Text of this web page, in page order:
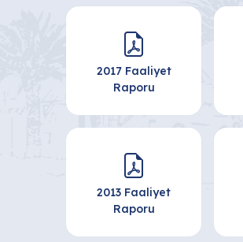
2017 Faaliyet
Raporu
2013 Faaliyet
Raporu